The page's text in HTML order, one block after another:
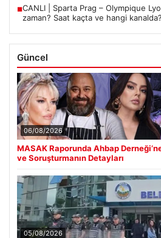
■CANLI | Sparta Prag – Olympique
zaman? Saat kaçta ve hangi
Güncel
06/08/2026
MASAK Raporunda Ahbap
ve Soruşturmanın Detayları
05/08/2026